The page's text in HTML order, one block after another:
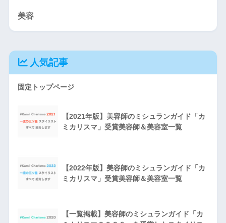
美容
人気記事
固定トップページ
【2021年版】美容師のミシュランガイド「カ
ミカリスマ」受賞美容師＆美容室一覧
【2022年版】美容師のミシュランガイド「カ
ミカリスマ」受賞美容師＆美容室一覧
【一覧掲載】美容師のミシュランガイド「カ